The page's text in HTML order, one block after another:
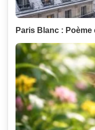
Paris Blanc :